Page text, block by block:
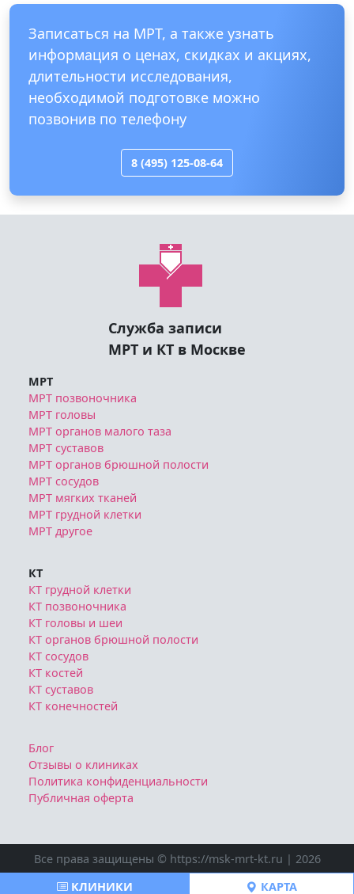
КЛИНИКИ КАРТА
Служба записи
МРТ органов брюшной полости
МРТ мягких тканей
МРТ грудной клетки
МРТ другое
КТ
КТ грудной клетки
КТ позвоночника
КТ головы и шеи
КТ органов брюшной полости
КТ сосудов
КТ суставов
КТ конечностей
Блог
Отзывы о клиниках
Политика конфиденциальности
Публичная оферта
Все права защищены © https://msk-mrt-kt.ru | 2026
Ознакомтесь с условиями
Публичной оферты